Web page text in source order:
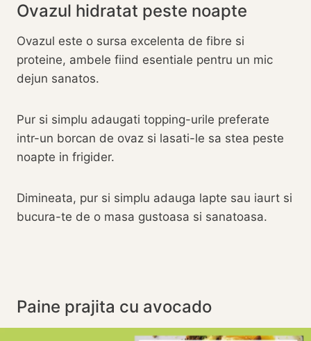
Ovazul hidratat peste noapte
Ovazul este o sursa excelenta de fibre si
proteine, ambele fiind esentiale pentru un mic
dejun sanatos.
Pur si simplu adaugati topping-urile preferate
intr-un borcan de ovaz si lasati-le sa stea peste
noapte in frigider.
Dimineata, pur si simplu adauga lapte sau iaurt si
bucura-te de o masa gustoasa si sanatoasa.
Paine prajita cu avocado